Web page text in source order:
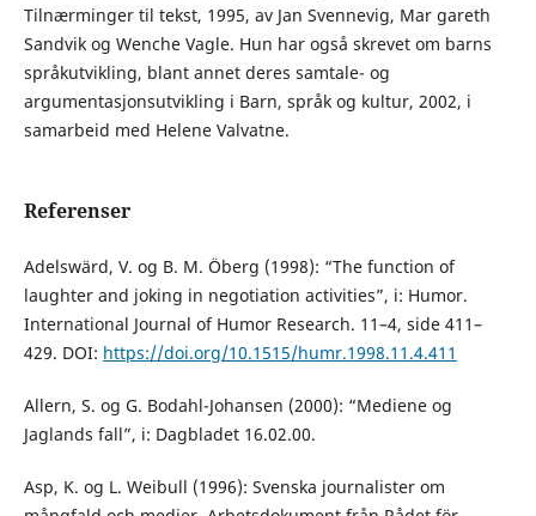
Tilnærminger til tekst, 1995, av Jan Svennevig, Mar gareth
Sandvik og Wenche Vagle. Hun har også skrevet om barns
språkutvikling, blant annet deres samtale- og
argumentasjonsutvikling i Barn, språk og kultur, 2002, i
samarbeid med Helene Valvatne.
Referenser
Adelswärd, V. og B. M. Öberg (1998): “The function of
laughter and joking in negotiation activities”, i: Humor.
International Journal of Humor Research. 11–4, side 411–
429. DOI: https://doi.org/10.1515/humr.1998.11.4.411
Allern, S. og G. Bodahl-Johansen (2000): “Mediene og
Jaglands fall”, i: Dagbladet 16.02.00.
Asp, K. og L. Weibull (1996): Svenska journalister om